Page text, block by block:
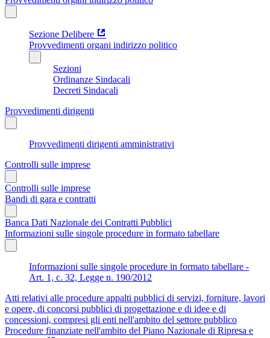
Sezione Delibere
Provvedimenti organi indirizzo politico
Sezioni
Ordinanze Sindacali
Decreti Sindacali
Provvedimenti dirigenti
Provvedimenti dirigenti amministrativi
Controlli sulle imprese
Controlli sulle imprese
Bandi di gara e contratti
Banca Dati Nazionale dei Contratti Pubblici
Informazioni sulle singole procedure in formato tabellare
Informazioni sulle singole procedure in formato tabellare -
Art. 1, c. 32, Legge n. 190/2012
Atti relativi alle procedure appalti pubblici di servizi, forniture, lavori
e opere, di concorsi pubblici di progettazione e di idee e di
concessioni, compresi gli enti nell'ambito del settore pubblico
Procedure finanziate nell'ambito del Piano Nazionale di Ripresa e